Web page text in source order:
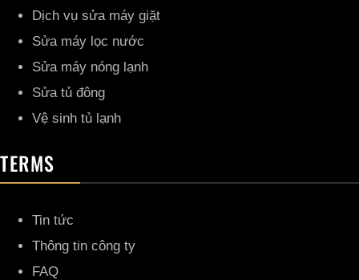
Dịch vụ sửa máy giặt
Sửa máy lọc nước
Sửa máy nóng lạnh
Sửa tủ đông
Vệ sinh tủ lạnh
TERMS
Tin tức
Thông tin công ty
FAQ